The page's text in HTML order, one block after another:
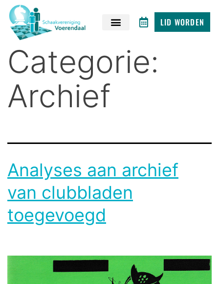
LID WORDEN
Categorie:
Archief
Analyses aan archief
van clubbladen
toegevoegd